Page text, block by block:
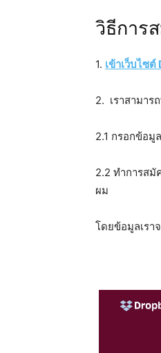
วิธีการ
1. เข้าเว็บไซ
2. เราสามาร
2.1 กรอกข้อมู
2.2 ทำการสมั
ผม
โดยข้อมูลเรา